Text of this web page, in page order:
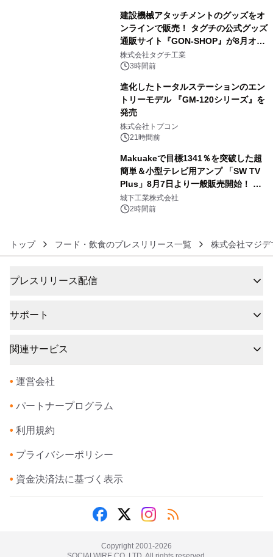
建設機械アタッチメントのグッズをオ
ンラインで販売！ タグチの公式グッズ
通販サイト『GON-SHOP』が8月オー
プン
株式会社タグチ工業
3時間前
進化したトータルステーションのエン
トリーモデル 『GM-120シリーズ』を
発売
株式会社トプコン
21時間前
Makuakeで目標1341％を突破した超
簡単＆小型テレビ用アンプ 「SW TV
Plus」8月7日より一般販売開始！ ケ
ーブル1本つなぐだけ、テレビの音が
ぐっと豊かに
城下工業株式会社
2時間前
トップ フード・飲食のプレスリリース一覧 株式会社マジ
プレスリリース配信
サポート
関連サービス
• 運営会社
• パートナープログラム
• 利用規約
• プライバシーポリシー
• 資金決済法に基づく表示
Copyright 2001-2026